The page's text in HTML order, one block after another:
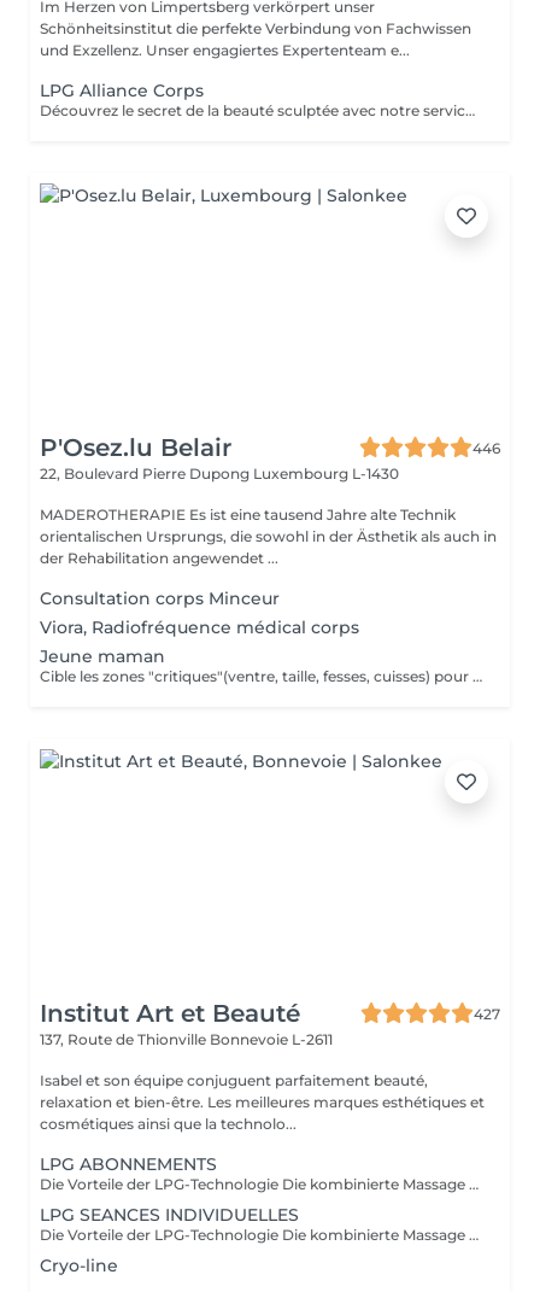
Im Herzen von Limpertsberg verkörpert unser
Schönheitsinstitut die perfekte Verbindung von Fachwissen
und Exzellenz. Unser engagiertes Expertenteam e...
LPG Alliance Corps
Découvrez le secret de la beauté sculptée avec notre service LPG Endermologie. Cette technologie de pointe est votre alliée pour une silhouette redessinée et une peau radieuse. Les soins Endermologie stimulent naturellement la production de collagène et d'élastine, réduisent l'aspect de la cellulite et raffermissent votre peau. Les résultats sont visibles dès les premières séances, vous laissant avec une confiance et une élégance accrues. Révélez votre beauté intérieure avec une silhouette plus harmonieuse. Optez pour le bien-être et la beauté, choisissez LPG Endermologie dès aujourd'hui.
P'Osez.lu Belair
446
22, Boulevard Pierre Dupong Luxembourg L-1430
MADEROTHERAPIE Es ist eine tausend Jahre alte Technik
orientalischen Ursprungs, die sowohl in der Ästhetik als auch in
der Rehabilitation angewendet ...
Consultation corps Minceur
Viora, Radiofréquence médical corps
Jeune maman
Cible les zones "critiques"(ventre, taille, fesses, cuisses) pour retrouver une silhouette harmonieuse après l'arrivée de bébé tout en apportant une véritable sensation de bien-être.
Institut Art et Beauté
427
137, Route de Thionville Bonnevoie L-2611
Isabel et son équipe conjuguent parfaitement beauté,
relaxation et bien-être. Les meilleures marques esthétiques et
cosmétiques ainsi que la technolo...
LPG ABONNEMENTS
Die Vorteile der LPG-Technologie Die kombinierte Massage und Saugwirkung des LPG Cellu M6 Medical bietet 100 % natürliche Schlankheits-, Anti-Aging- und therapeutische Lösungen durch schmerzfreie Massagen, die die zellulären Mechanismen auf natürliche Weise reaktivieren und verschiedene Vorteile bieten, die auf Ihre spezifischen Bedürfnisse zugeschnitten sind. Ästhetische Vorteile: Reduziert Cellulite, wobei das "Orangenhaut"-Erscheinungsbild allmählich verschwindet und die Haut wieder glatt und fest erscheint. Harmonisiert die Silhouette. Strafft und verbessert das Hautbild. Reduziert das Erscheinungsbild von Narben, Transplantaten und Verbrennungen. Therapeutische Vorteile: Verbessert die Lymph- und Blutzirkulation. Fördert die postoperative Genesung. Erzeugt eine entspannende Wirkung. Reduziert Muskelschmerzen. Lindert schwere Beine und geschwollene Knöchel. Bereitet den Körper auf körperliche Anstrengung vor. Erleichtert die Erholung nach dem Training: Muskelkater usw. Behandelt sportbedingte Beschwerden: Sehnenentzündungen, Muskelverletzungen usw. Sorgt für Entspannung und Muskelentspannung. Geschulte Praktiker: Carla Lisete Carla Marie Francesca Kümmern Sie sich noch heute um Ihren Körper und Ihre Schönheit mit der LPG-Technologie, um Ihre Haut und Ihren Körper für die kommenden Jahre vorzubereiten.
LPG SEANCES INDIVIDUELLES
Die Vorteile der LPG-Technologie Die kombinierte Massage und Saugwirkung des LPG Cellu M6 Medical bietet 100 % natürliche Schlankheits-, Anti-Aging- und therapeutische Lösungen durch schmerzfreie Massagen, die die zellulären Mechanismen auf natürliche Weise reaktivieren und verschiedene Vorteile bieten, die auf Ihre spezifischen Bedürfnisse zugeschnitten sind. Ästhetische Vorteile: Reduziert Cellulite, wobei das "Orangenhaut"-Erscheinungsbild allmählich verschwindet und die Haut wieder glatt und fest erscheint. Harmonisiert die Silhouette. Strafft und verbessert das Hautbild. Reduziert das Erscheinungsbild von Narben, Transplantaten und Verbrennungen. Therapeutische Vorteile: Verbessert die Lymph- und Blutzirkulation. Fördert die postoperative Genesung. Erzeugt eine entspannende Wirkung. Reduziert Muskelschmerzen. Lindert schwere Beine und geschwollene Knöchel. Bereitet den Körper auf körperliche Anstrengung vor. Erleichtert die Erholung nach dem Training: Muskelkater usw. Behandelt sportbedingte Beschwerden: Sehnenentzündungen, Muskelverletzungen usw. Sorgt für Entspannung und Muskelentspannung. Geschulte Praktiker: Carla Lisete Carla Marie Francesca Kümmern Sie sich noch heute um Ihren Körper und Ihre Schönheit mit der LPG-Technologie, um Ihre Haut und Ihren Körper für die kommenden Jahre vorzubereiten.
Cryo-line